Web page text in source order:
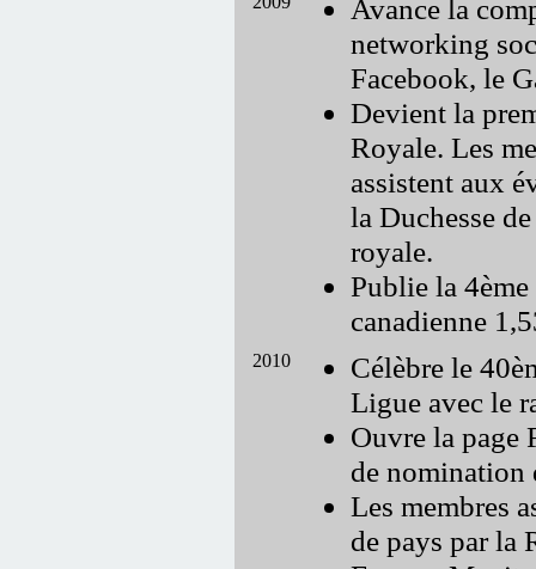
Avance la
networking
Facebook, le
Devient la
Royale. Les
assistent aux
la Duchesse
royale.
Publie la
canadienne
2010
Célèbre le
Ligue avec le
Ouvre la page
de nomination
Les membres
de pays par la